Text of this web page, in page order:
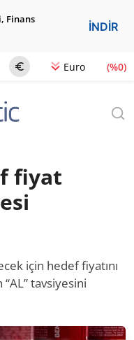
Finans
İNDİR
Euro (%0)
fiyat
için hedef fiyatını
tavsiyesini